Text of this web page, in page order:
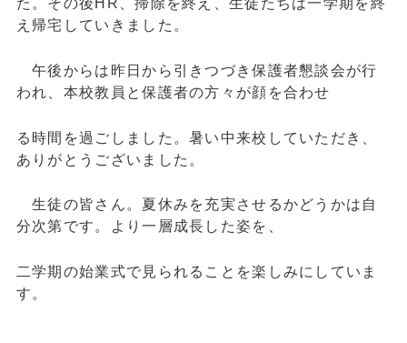
え帰宅していきました。
午後からは昨日から引きつづき保護者懇談会が行
われ、本校教員と保護者の方々が顔を合わせ
る時間を過ごしました。暑い中来校していただき、
ありがとうございました。
生徒の皆さん。夏休みを充実させるかどうかは自
分次第です。より一層成長した姿を、
二学期の始業式で見られることを楽しみにしていま
す。